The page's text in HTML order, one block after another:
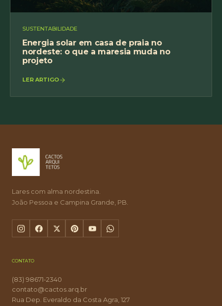
SUSTENTABILIDADE
Energia solar em casa de praia no
nordeste: o que a maresia muda no
projeto
LER ARTIGO
Lares com alma nordestina.
João Pessoa e Campina Grande, PB.
CONTATO
(83) 98671-2340
contato@cactos.arq.br
Rua Dep. Everaldo da Costa Agra, 127